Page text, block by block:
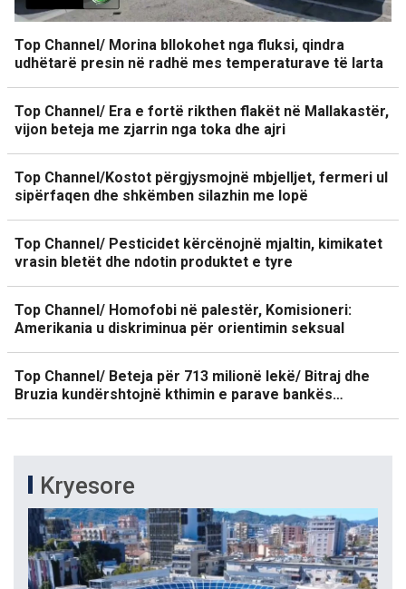
Top Channel/ Morina bllokohet nga fluksi, qindra
udhëtarë presin në radhë mes temperaturave të larta
Top Channel/ Era e fortë rikthen flakët në Mallakastër,
vijon beteja me zjarrin nga toka dhe ajri
Top Channel/Kostot përgjysmojnë mbjelljet, fermeri ul
sipërfaqen dhe shkëmben silazhin me lopë
Top Channel/ Pesticidet kërcënojnë mjaltin, kimikatet
vrasin bletët dhe ndotin produktet e tyre
Top Channel/ Homofobi në palestër, Komisioneri:
Amerikania u diskriminua për orientimin seksual
Top Channel/ Beteja për 713 milionë lekë/ Bitraj dhe
Bruzia kundërshtojnë kthimin e parave bankës…
Kryesore